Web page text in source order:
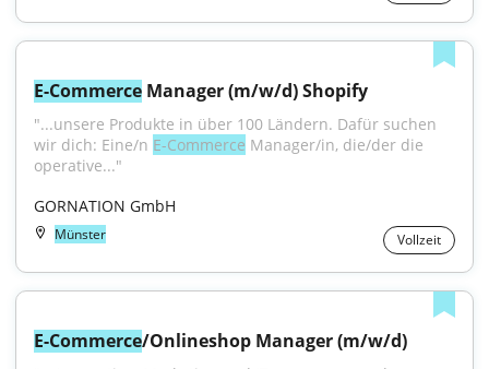
E-Commerce Manager (m/w/d) Shopify
"...unsere Produkte in über 100 Ländern. Dafür suchen
wir dich: Eine/n E-Commerce Manager/in, die/der die
operative..."
GORNATION GmbH
Münster Vollzeit
E-Commerce/Onlineshop Manager (m/w/d)